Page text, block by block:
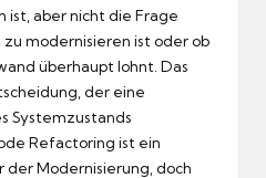
ist, aber nicht die Frage
modernisieren ist oder ob
überhaupt lohnt. Das
der eine
Systemzustands
Refactoring ist ein
der Modernisierung, doch